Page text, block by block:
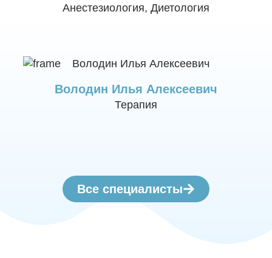
Анестезиология, Диетология
Володин Илья Алексеевич
Терапия
Все специалисты